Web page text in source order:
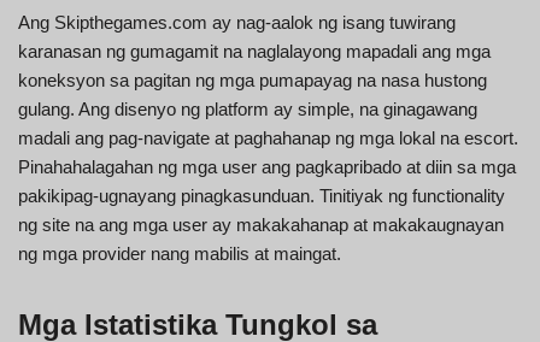
Ang Skipthegames.com ay nag-aalok ng isang tuwirang
karanasan ng gumagamit na naglalayong mapadali ang mga
koneksyon sa pagitan ng mga pumapayag na nasa hustong
gulang. Ang disenyo ng platform ay simple, na ginagawang
madali ang pag-navigate at paghahanap ng mga lokal na escort.
Pinahahalagahan ng mga user ang pagkapribado at diin sa mga
pakikipag-ugnayang pinagkasunduan. Tinitiyak ng functionality
ng site na ang mga user ay makakahanap at makakaugnayan
ng mga provider nang mabilis at maingat.
Mga Istatistika Tungkol sa